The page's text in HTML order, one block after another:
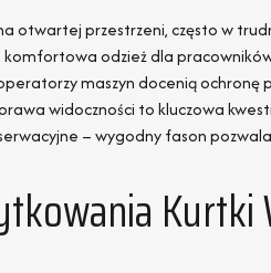
otwartej przestrzeni, często w
komfortowa odzież dla
maszyn docenią ochronę
widoczności to kluczowa
– wygodny fason
Kurtki